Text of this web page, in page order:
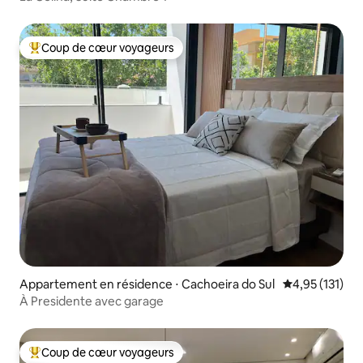
Coups de cœur voyageurs les plus appréciés
Coup de cœur voyageurs
Appartement en résidence ⋅ Cachoeira do Sul Évaluation
4,95 (131)
À Presidente avec garage
Coups de cœur voyageurs les plus appréciés
Coup de cœur voyageurs